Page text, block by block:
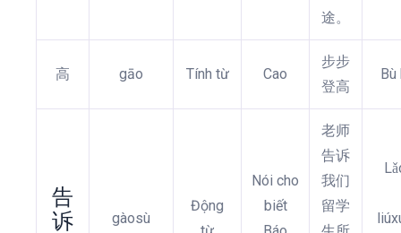
途。
高 gāo Tính từ Cao
步步
登高
Bù
告
诉
gàosù
Động
Nói cho
biết
老师
告诉
我们
留学